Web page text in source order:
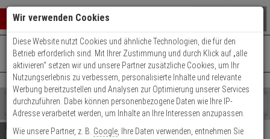
Warenkorb schließen
0 ARTIKEL IM WARENKORB
Ihr Warenkorb ist momentan leer.
Ergebnisse ()
Fertig
Shop
durchsuchen
Bitte
geben
Es
wurde
+49 (0)821 899 493-0Mo. - Do.: 8:00 - 16:30 | Fr.: 8:00 - 14:00 Uhr
Kontaktservice nutzen
Details Beratung
Wir verwenden Cookies
Diese Website nutzt Cookies und ähnliche Technologien, die für den
Betrieb erforderlich sind. Mit Ihrer Zustimmung und durch Klick auf „alle
aktivieren“ setzen wir und unsere Partner zusätzliche Cookies, um Ihr
Nutzungserlebnis zu verbessern, personalisierte Inhalte und relevante
Werbung bereitzustellen und Analysen zur Optimierung unserer Services
durchzuführen. Dabei können personenbezogene Daten wie Ihre IP-
Adresse verarbeitet werden, um Inhalte an Ihre Interessen anzupassen.
Wie unsere Partner, z. B. Google , Ihre Daten verwenden, entnehmen Sie